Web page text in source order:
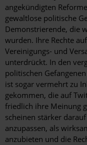
angekündigten
gewaltlose politische
Demonstrierende, die
wurden. Ihre Rechte
Vereinigungs- und
unterdrückt. In den
politischen
ist sogar vermehrt zu
gekommen, die auf
friedlich ihre Meinung
scheinen stärker
anzupassen, als
anzubieten und die